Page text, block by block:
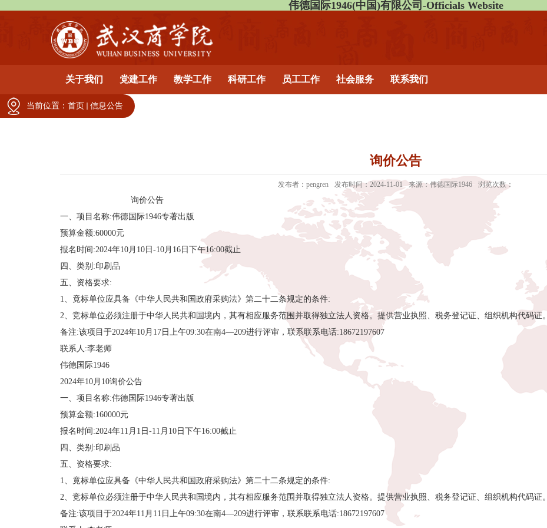
伟德国际1946(中国)有限公司-Officials Website
关于我们 党建工作 教学工作 科研工作 员工工作 社会服务 联系我们
询价公告
发布者：pengren 发布时间：2024-11-01 来源：伟德国际1946 浏览次数：
询价公告
一、项目名称:伟德国际1946专著出版
预算金额:60000元
报名时间:2024年10月10日-10月16日下午16:00截止
四、类别:印刷品
五、资格要求:
1、竟标单位应具备《中华人民共和国政府采购法》第二十二条规定的条件:
2、竞标单位必须注册于中华人民共和国境内，其有相应服务范围并取得独立法人资格。提供营业执照、税务登记证、组织机构代码证。
备注:该项目于2024年10月17日上午09:30在南4—209进行评审，联系联系电话:18672197607
联系人:李老师
伟德国际1946
2024年10月10询价公告
一、项目名称:伟德国际1946专著出版
预算金额:160000元
报名时间:2024年11月1日-11月10日下午16:00截止
四、类别:印刷品
五、资格要求:
1、竟标单位应具备《中华人民共和国政府采购法》第二十二条规定的条件:
2、竞标单位必须注册于中华人民共和国境内，其有相应服务范围并取得独立法人资格。提供营业执照、税务登记证、组织机构代码证。
备注:该项目于2024年11月11日上午09:30在南4—209进行评审，联系联系电话:18672197607
当前位置： 首页 信息公告